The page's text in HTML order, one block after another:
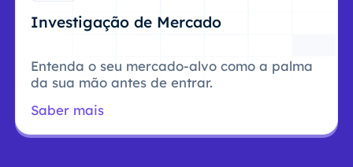
Investigação de Mercado
Entenda o seu mercado-alvo como a palma
da sua mão antes de entrar.
Saber mais